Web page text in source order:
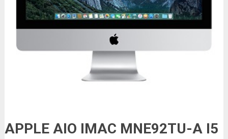
APPLE AIO IMAC MNE92TU-A I5